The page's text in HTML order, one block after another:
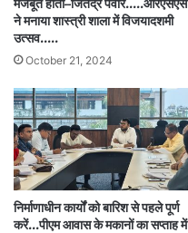
मजबूत होती–जितेंद्र पंवार…..आरएसएस
ने मनाया शास्त्री शाला में विजयादशमी
उत्सव…..
October 21, 2024
निर्माणाधीन कार्यों को बारिश से पहले पूर्ण
करें…पीएम आवास के मकानों का सप्ताह में